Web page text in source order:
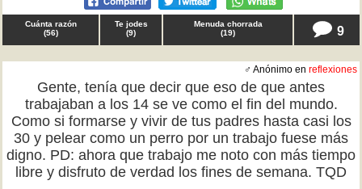
Cuánta razón
(56)
Te jodes
(9)
Menuda chorrada
(19) 9
♂ Anónimo en reflexiones
Gente, tenía que decir que eso de que antes
trabajaban a los 14 se ve como el fin del mundo.
Como si formarse y vivir de tus padres hasta casi los
30 y pelear como un perro por un trabajo fuese más
digno. PD: ahora que trabajo me noto con más tiempo
libre y disfruto de verdad los fines de semana. TQD